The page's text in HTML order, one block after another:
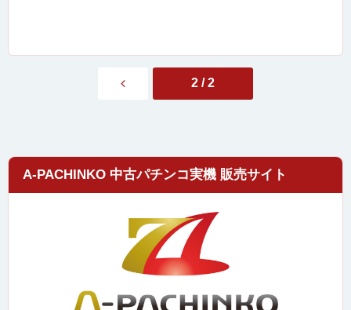
2 / 2
A-PACHINKO 中古パチンコ実機 販売サイト